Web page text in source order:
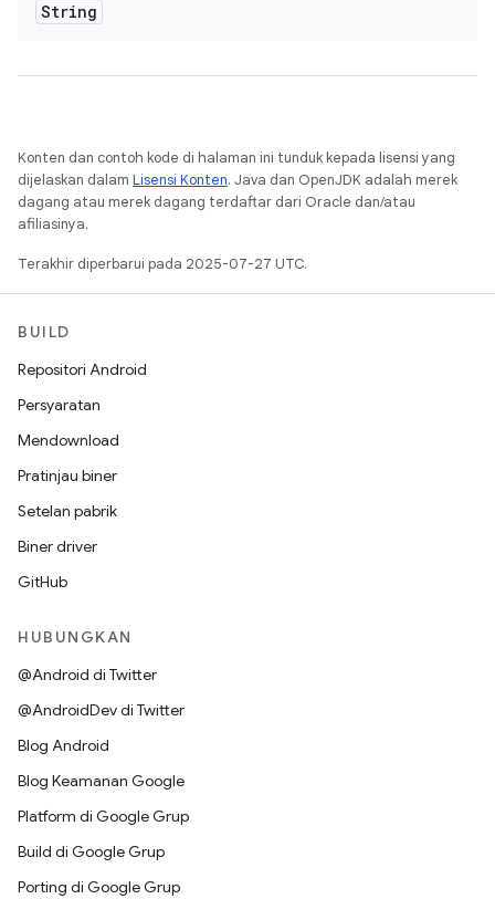
String
Konten dan contoh kode di halaman ini tunduk kepada lisensi yang
dijelaskan dalam Lisensi Konten. Java dan OpenJDK adalah merek
dagang atau merek dagang terdaftar dari Oracle dan/atau
afiliasinya.
Terakhir diperbarui pada 2025-07-27 UTC.
BUILD
Repositori Android
Persyaratan
Mendownload
Pratinjau biner
Setelan pabrik
Biner driver
GitHub
HUBUNGKAN
@Android di Twitter
@AndroidDev di Twitter
Blog Android
Blog Keamanan Google
Platform di Google Grup
Build di Google Grup
Porting di Google Grup